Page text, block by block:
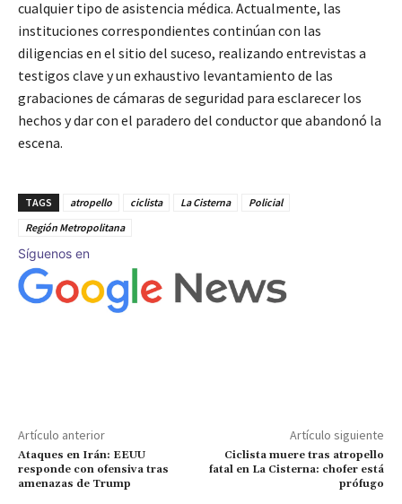
cualquier tipo de asistencia médica. Actualmente, las
instituciones correspondientes continúan con las
diligencias en el sitio del suceso, realizando entrevistas a
testigos clave y un exhaustivo levantamiento de las
grabaciones de cámaras de seguridad para esclarecer los
hechos y dar con el paradero del conductor que abandonó la
escena.
TAGS atropello ciclista La Cisterna
Policial
Región Metropolitana
Síguenos en
Artículo anterior
Ataques en Irán: EEUU
responde con ofensiva tras
amenazas de Trump
Artículo siguiente
Ciclista muere tras atropello
fatal en La Cisterna: chofer está
prófugo